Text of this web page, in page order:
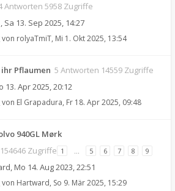
Antworten 5958 Zugriffe
, Sa 13. Sep 2025, 14:27
rolyaTmiT, Mi 1. Okt 2025, 13:54
Pflaumen 5 Antworten 14559 Zugriffe
13. Apr 2025, 20:12
El Grapadura, Fr 18. Apr 2025, 09:48
940GL Mørk
Zugriffe 1 … 5 6 7 8 9
, Mo 14. Aug 2023, 22:51
Hartward, So 9. Mär 2025, 15:29